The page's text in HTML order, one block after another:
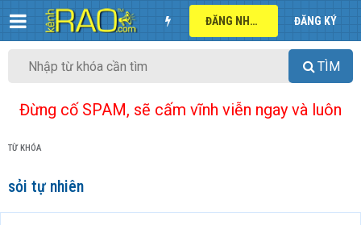
ĐĂNG NHẬP ĐĂNG KÝ
TÌM
Đừng cố SPAM, sẽ cấm vĩnh viễn ngay và luôn
TỪ KHÓA
sỏi tự nhiên